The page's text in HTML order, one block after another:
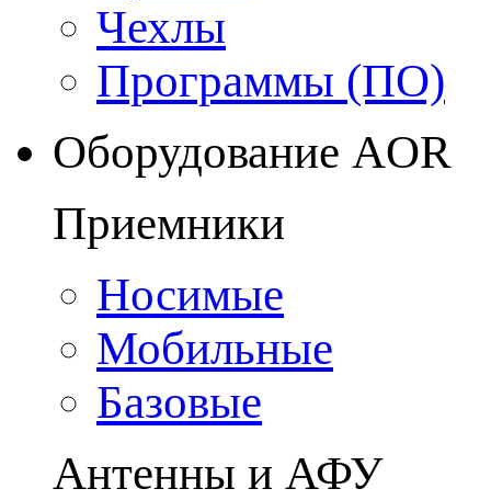
Чехлы
Программы (ПО)
Оборудование AOR
Приемники
Носимые
Мобильные
Базовые
Антенны и АФУ